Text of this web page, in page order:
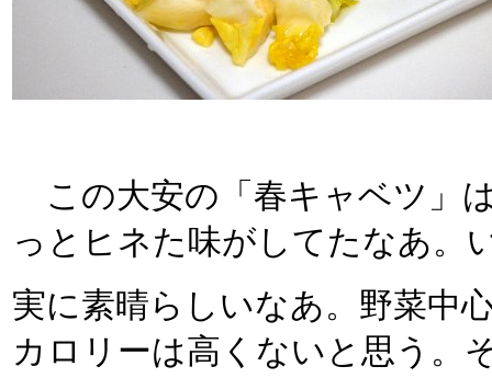
この大安の「春キャベツ」
っとヒネた味がしてたなあ。
実に素晴らしいなあ。野菜中
カロリーは高くないと思う。